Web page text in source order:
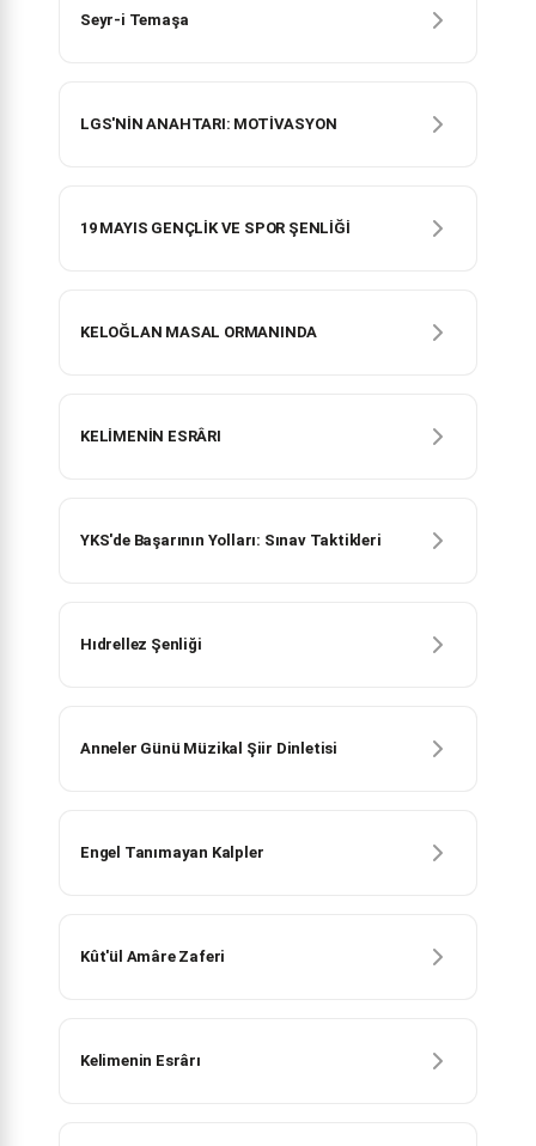
Seyr-i Temaşa
LGS'NİN ANAHTARI: MOTİVASYON
19 MAYIS GENÇLİK VE SPOR ŞENLİĞİ
KELOĞLAN MASAL ORMANINDA
KELİMENİN ESRÂRI
YKS'de Başarının Yolları: Sınav Taktikleri
Hıdrellez Şenliği
Anneler Günü Müzikal Şiir Dinletisi
Engel Tanımayan Kalpler
Kût'ül Amâre Zaferi
Kelimenin Esrârı